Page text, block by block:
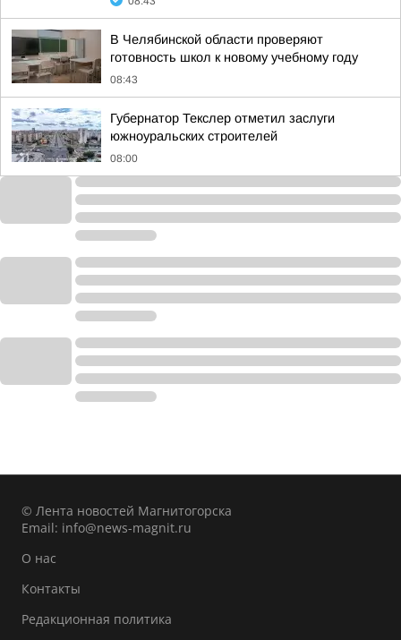
В Челябинской области проверяют
готовность школ к новому учебному году
08:43
Губернатор Текслер отметил заслуги
южноуральских строителей
08:00
© Лента новостей Магнитогорска
Email: info@news-magnit.ru
О нас
Контакты
Редакционная политика